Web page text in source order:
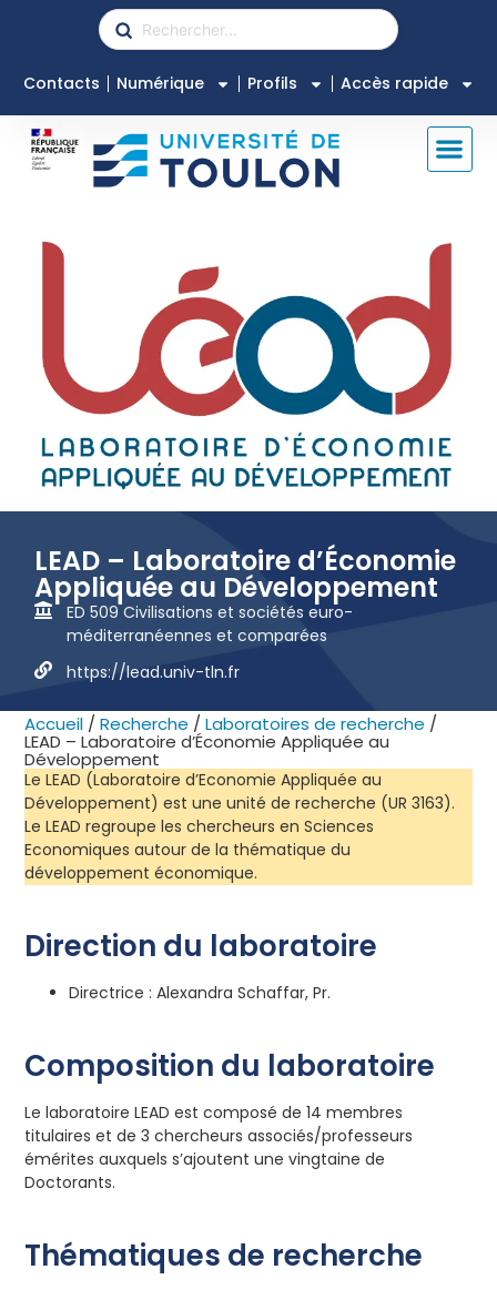
Contacts Numérique Profils Accès rapide
LEAD – Laboratoire d’Économie
Appliquée au Développement
ED 509 Civilisations et sociétés euro-
méditerranéennes et comparées
https://lead.univ-tln.fr
Accueil /Recherche /Laboratoires de recherche /
LEAD – Laboratoire d’Économie Appliquée au
Développement
Le LEAD (Laboratoire d’Economie Appliquée au
Développement) est une unité de recherche (UR 3163).
Le LEAD regroupe les chercheurs en Sciences
Economiques autour de la thématique du
développement économique.
Direction du laboratoire
Directrice : Alexandra Schaffar, Pr.
Composition du laboratoire
Le laboratoire LEAD est composé de 14 membres
titulaires et de 3 chercheurs associés/professeurs
émérites auxquels s’ajoutent une vingtaine de
Doctorants.
Thématiques de recherche